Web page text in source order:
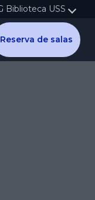
Biblioteca USS
Reserva de salas